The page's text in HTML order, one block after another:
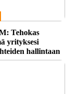
Tehokas
yrityksesi
hallintaan